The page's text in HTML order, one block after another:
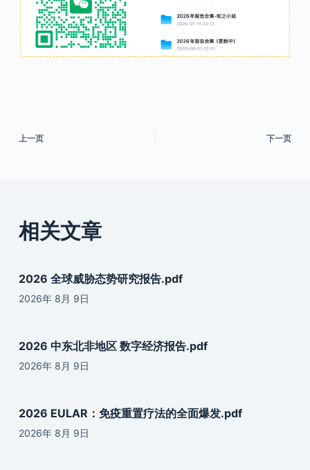
上一页 下一页
相关文章
2026 全球威胁态势研究报告.pdf
2026年 8月 9日
2026 中东北非地区 数字经济报告.pdf
2026年 8月 9日
2026 EULAR：免疫重置疗法的全面爆发.pdf
2026年 8月 9日